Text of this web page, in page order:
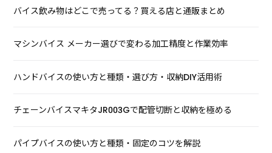
バイス飲み物はどこで売ってる？買える店と通販まとめ
マシンバイス メーカー選びで変わる加工精度と作業効率
ハンドバイスの使い方と種類・選び方・収納DIY活用術
チェーンバイスマキタJR003Gで配管切断と収納を極める
パイプバイスの使い方と種類・固定のコツを解説